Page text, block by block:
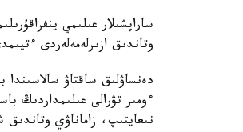
ساراپشىلار عىلىمي
وتاندىق ازىرلەمەلەردى
دەنساۋلىق ساقتاۋ سالاسىندا
ءومىر تۋرالى عىلىمداردىڭ
نىعايتىپ، زاماناۋي وتاندىق